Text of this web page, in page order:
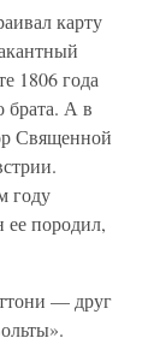
карту
1806 года
брата. А в
Священной
году
ее породил,
— друг